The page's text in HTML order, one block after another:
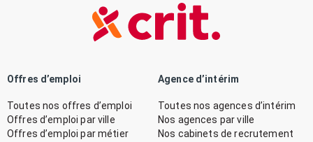
Offres d’emploi
Toutes nos offres d’emploi
Offres d’emploi par ville
Offres d’emploi par métier
Agence d’intérim
Toutes nos agences d’intérim
Nos agences par ville
Nos cabinets de recrutement